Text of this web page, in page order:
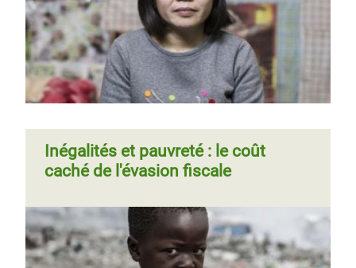
Pagination Page 1 Page
suivante
Inégalités et pauvreté : le coût
caché de l'évasion fiscale